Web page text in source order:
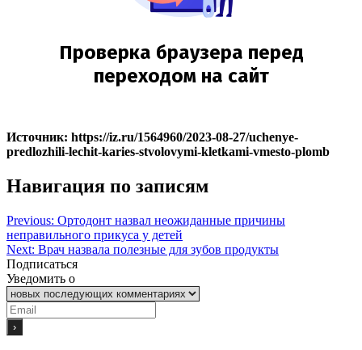
Источник: https://iz.ru/1564960/2023-08-27/uchenye-
predlozhili-lechit-karies-stvolovymi-kletkami-vmesto-plomb
Навигация по записям
Previous: Ортодонт назвал неожиданные причины
неправильного прикуса у детей
Next: Врач назвала полезные для зубов продукты
Подписаться
Уведомить о